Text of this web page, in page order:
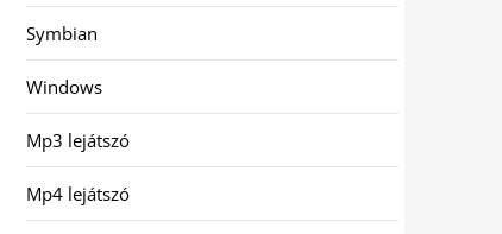
Symbian
Windows
Mp3 lejátszó
Mp4 lejátszó